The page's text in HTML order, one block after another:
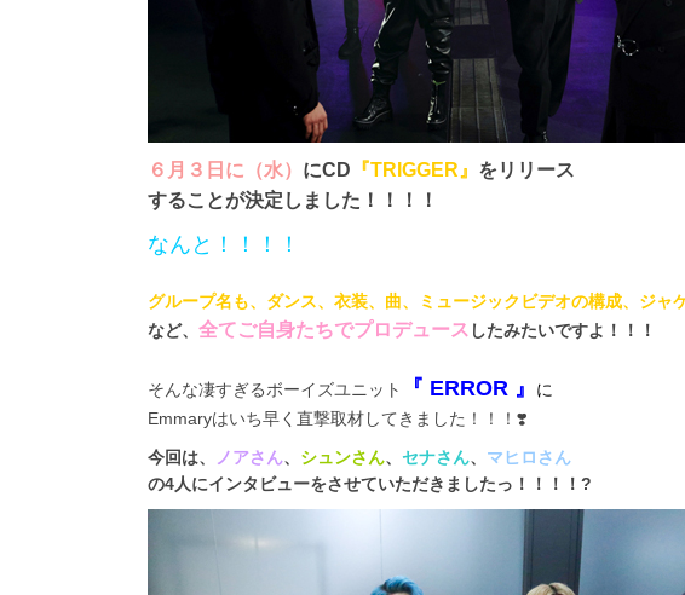
６月３日に（水） にCD 『TRIGGER』 をリリース
することが決定しました！！！！
なんと！！！！
グループ名も、ダンス、衣装、曲、ミュージックビデオの構成、ジャ
など、 全てご自身たちでプロデュース したみたいですよ！！！
そんな凄すぎるボーイズユニット 『 ERROR 』
に
Emmaryはいち早く直撃取材してきました！！！❣️
今回は、
ノアさん、 シュンさん、 セナさん、 マヒロさん
の4人にインタビューをさせていただきましたっ！！！！?